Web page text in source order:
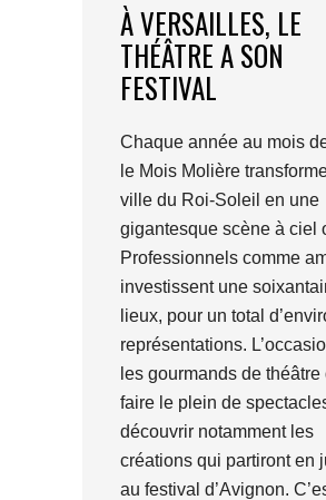
À VERSAILLES, LE
THÉÂTRE A SON
FESTIVAL
Chaque année au mois
le Mois Molière
ville du Roi-Soleil en une
gigantesque scène à ciel
Professionnels comme
investissent une
lieux, pour un total
représentations.
les gourmands de théâtre
faire le plein de
découvrir notamment les
créations qui partiront en
au festival d’Avignon.